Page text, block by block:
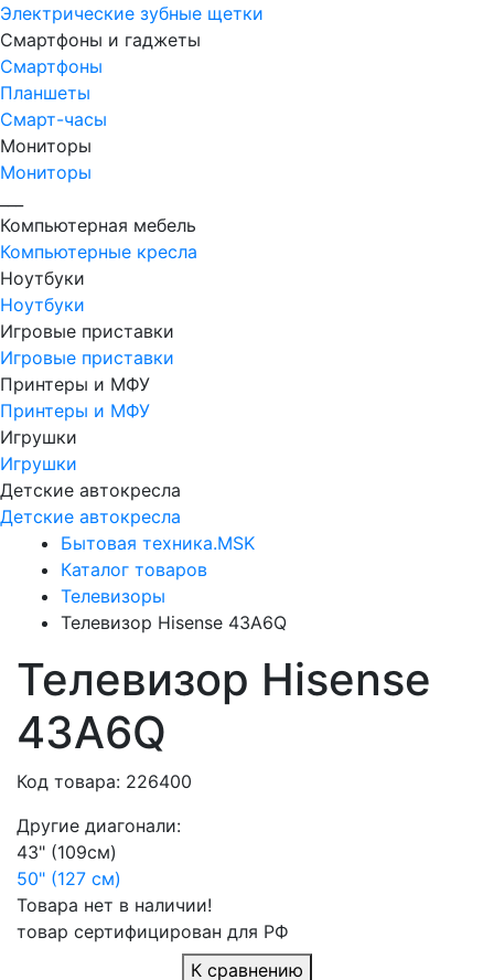
Электрические зубные щетки
Смартфоны и гаджеты
Смартфоны
Планшеты
Смарт-часы
Мониторы
Мониторы
Компьютерная мебель
Компьютерные кресла
Ноутбуки
Ноутбуки
Игровые приставки
Игровые приставки
Принтеры и МФУ
Принтеры и МФУ
Игрушки
Игрушки
Детские автокресла
Детские автокресла
Бытовая техника.MSK
Каталог товаров
Телевизоры
Телевизор Hisense 43A6Q
Телевизор Hisense
43A6Q
Код товара: 226400
Другие диагонали:
43" (109см)
50" (127 см)
Товара нет в наличии!
товар сертифицирован для РФ
К сравнению